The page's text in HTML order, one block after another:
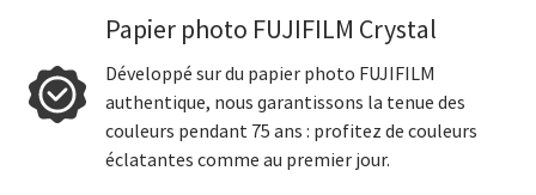
Papier photo FUJIFILM Crystal
Développé sur du papier photo FUJIFILM
authentique, nous garantissons la tenue des
couleurs pendant 75 ans : profitez de couleurs
éclatantes comme au premier jour.